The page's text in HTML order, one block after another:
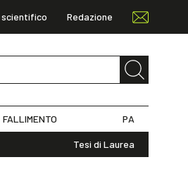
Redazione
FALLIMENTO PA
Tesi di Laurea